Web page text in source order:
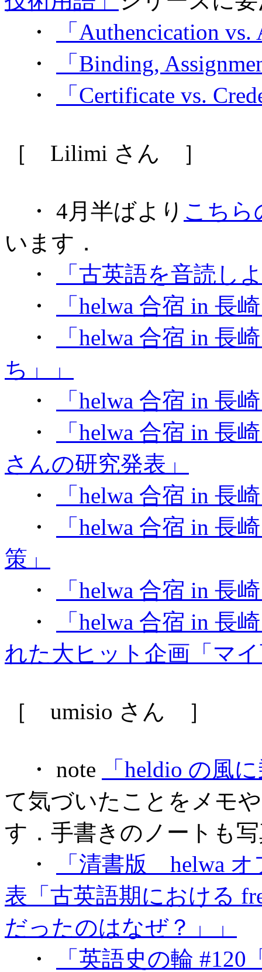
・
「Authencication
・
「Binding,
・
「Certificate vs.
［ Lilimi さん ］
・ 4月半ばより こちら
います．
・
「古英語を音読し
・
「helwa 合宿 in 長
・
「helwa 合宿 in 長
ち」」
・
「helwa 合宿 in
・
「helwa 合宿 in
さんの研究発表」
・
「helwa 合宿 in
・
「helwa 合宿 in
策」
・
「helwa 合宿 in
・
「helwa 合宿 in
れた大ヒット企画「マ
［ umisio さん ］
・ note
「heldio の風
て気づいたことをメモ
す．手書きのノートも
・
「清書版 helwa
表「古英語期における
だったのはなぜ？」」
・
「英語史の輪